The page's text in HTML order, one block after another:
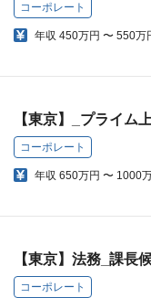
コーポレート
年収 450万円 〜 550万
【東京】_プライム
コーポレート
年収 650万円 〜 1000
【東京】法務_課長
コーポレート